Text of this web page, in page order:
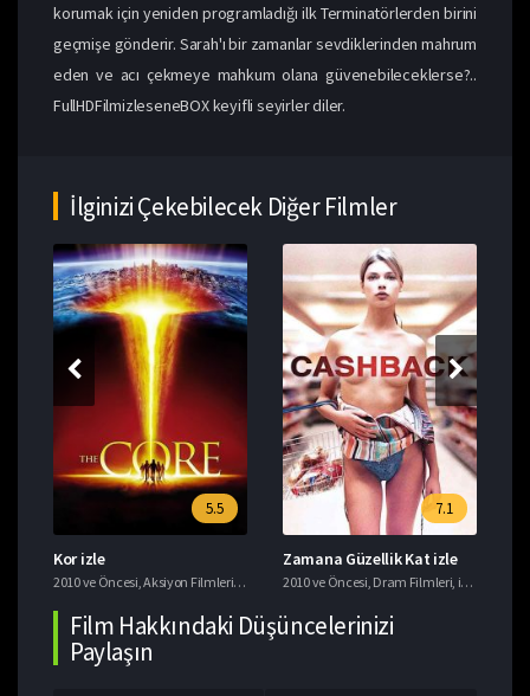
korumak için yeniden programladığı ilk Terminatörlerden birini
geçmişe gönderir. Sarah'ı bir zamanlar sevdiklerinden mahrum
eden ve acı çekmeye mahkum olana güvenebileceklerse?..
FullHDFilmizleseneBOX keyifli seyirler diler.
İlginizi Çekebilecek Diğer Filmler
Bilim Kurgu Filmleri,Dram Filmleri,imdb 7+ Filmler,Tavsiye Filmler
5.5
Kor izle
2010 ve Öncesi ,Aksiyon Filmleri, Bilim Kurgu Filmleri,Macera Filmleri
7.1
Zamana Güzellik Kat izle
2010 ve Öncesi Dram Filmleri imdb 7+ Filmler
Film Hakkındaki Düşüncelerinizi
Paylaşın